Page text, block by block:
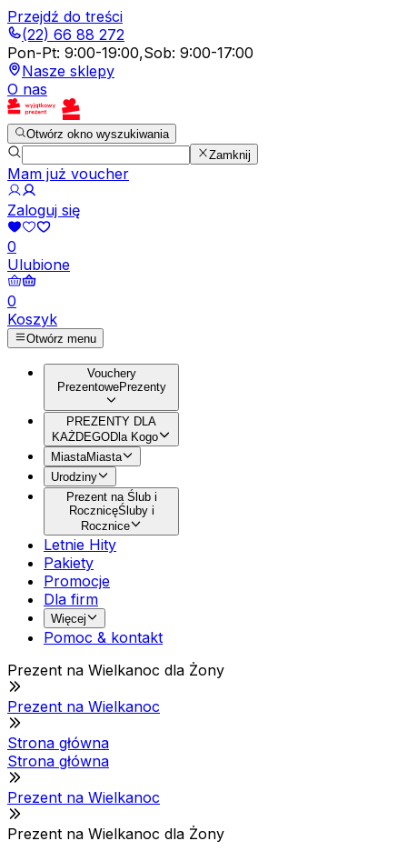
Przejdź do treści
(22) 66 88 272
Pon-Pt: 9:00-19:00,Sob: 9:00-17:00
Nasze sklepy
O nas
Otwórz okno wyszukiwania
Zamknij
Mam już voucher
Zaloguj się
0
Ulubione
0
Koszyk
Otwórz menu
Vouchery
PrezentowePrezenty
PREZENTY DLA
KAŻDEGODla Kogo
MiastaMiasta
Urodziny
Prezent na Ślub i
RocznicęŚluby i
Rocznice
Letnie Hity
Pakiety
Promocje
Dla firm
Więcej
Pomoc & kontakt
Prezent na Wielkanoc dla Żony
Prezent na Wielkanoc
Strona główna
Strona główna
Prezent na Wielkanoc
Prezent na Wielkanoc dla Żony